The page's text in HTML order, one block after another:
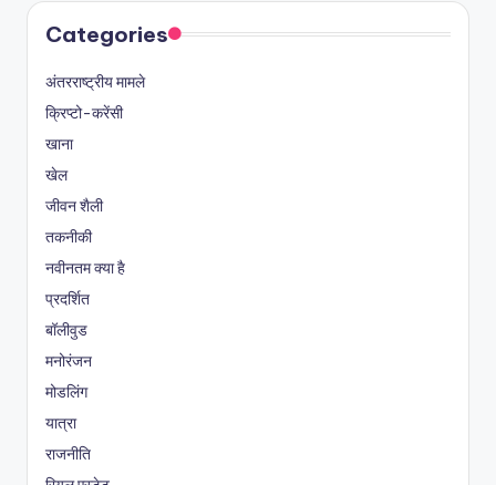
Categories
अंतरराष्ट्रीय मामले
क्रिप्टो-करेंसी
खाना
खेल
जीवन शैली
तकनीकी
नवीनतम क्या है
प्रदर्शित
बॉलीवुड
मनोरंजन
मोडलिंग
यात्रा
राजनीति